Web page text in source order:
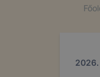
2026.